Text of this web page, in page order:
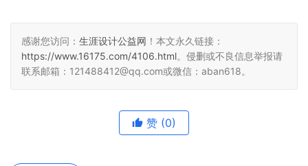
感谢您访问： 生涯设计公益网 ！本文永久链接：
https://www.16175.com/4106.html。侵删或不良信息举报请
联系邮箱：121488412@qq.com或微信：aban618。
赞 (0)